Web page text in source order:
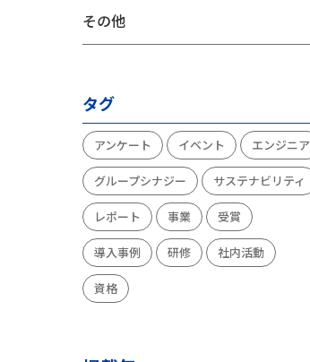
その他
タグ
アンケート イベント エンジニア
グループシナジー サステナビリティ
レポート 事業 受賞
導入事例 研修 社内活動
資格